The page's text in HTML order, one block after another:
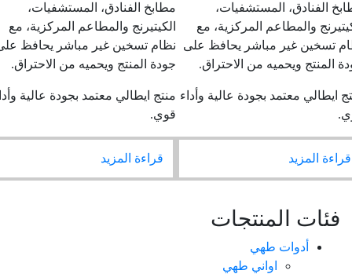
الفنادق، المستشفيات،
والمطاعم المركزية، مع
تسخين غير مباشر يحافظ على
ويحميه من الاحتراق.
معتمد بجودة عالية وأداء
المزيد
مطابخ الفنادق، المستشفيات،
الكيتيرنج والمطاعم المركزية، مع
نظام تسخين غير مباشر يحافظ على
جودة المنتج ويحميه من الاحتراق.
منتج ايطالي معتمد بجودة عالية وأداء
قوي.
قراءة المزيد
فئات المنتجات
أدوات طهي
اواني طهي